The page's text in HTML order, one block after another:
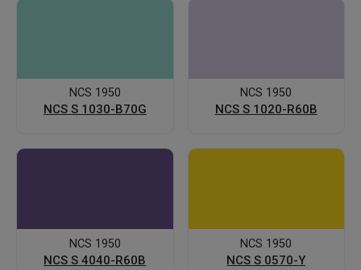
NCS 1950
NCS S 1030-B70G
NCS 1950
NCS S 1020-R60B
NCS 1950
NCS S 4040-R60B
NCS 1950
NCS S 0570-Y